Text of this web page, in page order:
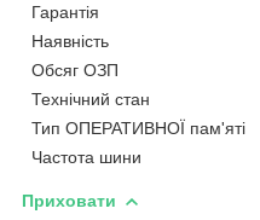
Гарантія
Наявність
Обсяг ОЗП
Технічний стан
Тип ОПЕРАТИВНОЇ пам'яті
Частота шини
Приховати